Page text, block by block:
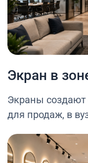
Экран в
Экраны создают
для продаж, в